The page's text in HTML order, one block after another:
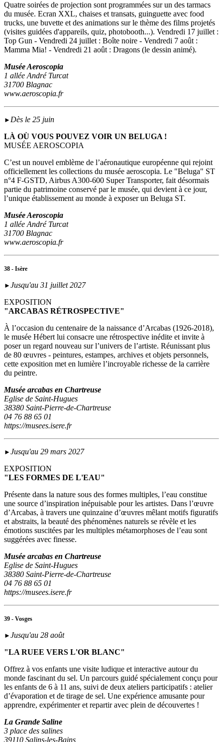
Quatre soirées de projection sont programmées sur un des tarmacs
du musée. Ecran XXL, chaises et transats, guinguette avec food
trucks, une buvette et des animations sur le thème des films projetés
(visites guidées d'appareils, quiz, photobooth...). Vendredi 17 juillet :
Top Gun - Vendredi 24 juillet : Boîte noire - Vendredi 7 août :
Mamma Mia! - Vendredi 21 août : Dragons (le dessin animé).
Musée Aeroscopia
1 allée André Turcat
31700 Blagnac
www.aeroscopia.fr
► Dès le 25 juin
LÀ OÙ VOUS POUVEZ VOIR UN BELUGA !
MUSÉE AEROSCOPIA
C’est un nouvel emblème de l’aéronautique européenne qui rejoint
officiellement les collections du musée aeroscopia. Le "Beluga" ST
n°4 F-GSTD, Airbus A300-600 Super Transporter, fait désormais
partie du patrimoine conservé par le musée, qui devient à ce jour,
l’unique établissement au monde à exposer un Beluga ST.
Musée Aeroscopia
1 allée André Turcat
31700 Blagnac
www.aeroscopia.fr
38 - Isère
► Jusqu'au 31 juillet 2027
EXPOSITION
"ARCABAS RÉTROSPECTIVE"
À l’occasion du centenaire de la naissance d’Arcabas (1926-2018),
le musée Hébert lui consacre une rétrospective inédite et invite à
poser un regard nouveau sur l’univers de l’artiste. Réunissant plus
de 80 œuvres - peintures, estampes, archives et objets personnels,
cette exposition met en lumière l’incroyable richesse de la carrière
du peintre.
Musée arcabas en Chartreuse
Eglise de Saint-Hugues
38380 Saint-Pierre-de-Chartreuse
04 76 88 65 01
https://musees.isere.fr
► Jusqu'au 29 mars 2027
EXPOSITION
"LES FORMES DE L'EAU"
Présente dans la nature sous des formes multiples, l’eau constitue
une source d’inspiration inépuisable pour les artistes. Dans l’œuvre
d’Arcabas, à travers une quinzaine d’œuvres mêlant motifs figuratifs
et abstraits, la beauté des phénomènes naturels se révèle et les
émotions suscitées par les multiples métamorphoses de l’eau sont
suggérées avec finesse.
Musée arcabas en Chartreuse
Eglise de Saint-Hugues
38380 Saint-Pierre-de-Chartreuse
04 76 88 65 01
https://musees.isere.fr
39 - Vosges
► Jusqu'au 28 août
"LA RUEE VERS L'OR BLANC"
Offrez à vos enfants une visite ludique et interactive autour du
monde fascinant du sel. Un parcours guidé spécialement conçu pour
les enfants de 6 à 11 ans, suivi de deux ateliers participatifs : atelier
d’évaporation et de tirage de sel. Une expérience amusante pour
apprendre, expérimenter et repartir avec plein de découvertes !
La Grande Saline
3 place des salines
39110 Salins-les-Bains